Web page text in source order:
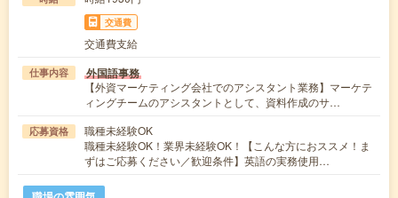
交通費
交通費支給
仕事内容 外国語事務
【外資マーケティング会社でのアシスタント業務】マーケテ
ィングチームのアシスタントとして、資料作成のサ…
応募資格
職種未経験OK
職種未経験OK！業界未経験OK！【こんな方におススメ！ま
ずはご応募ください／歓迎条件】英語の実務使用…